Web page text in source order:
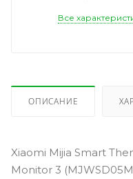
Все
ОПИСАНИЕ
Xiaomi Mijia Smart
Monitor 3